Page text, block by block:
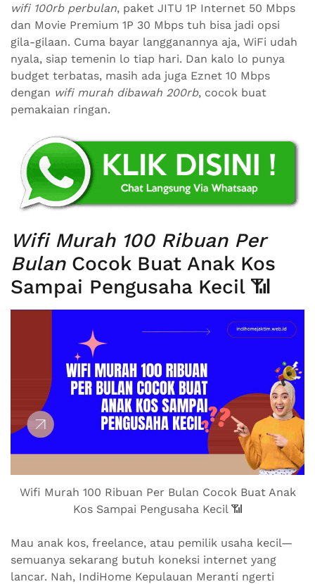
wifi 100rb perbulan, paket JITU 1P Internet 50 Mbps
dan Movie Premium 1P 30 Mbps tuh bisa jadi opsi
gila-gilaan. Cuma bayar langganannya aja, WiFi udah
nyala, siap temenin lo tiap hari. Dan kalo lo punya
budget terbatas, masih ada juga Eznet 10 Mbps
dengan wifi murah dibawah 200rb, cocok buat
pemakaian ringan.
Wifi Murah 100 Ribuan Per
BulanCocok Buat Anak Kos
Sampai Pengusaha Kecil 📶
Wifi Murah 100 Ribuan Per Bulan Cocok Buat Anak
Kos Sampai Pengusaha Kecil 📶
Mau anak kos, freelance, atau pemilik usaha kecil—
semuanya sekarang butuh koneksi internet yang
lancar. Nah, IndiHome Kepulauan Meranti ngerti